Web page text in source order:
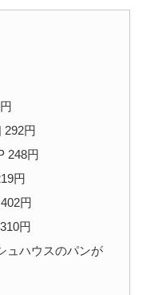
円
248円
円
円
円
ュハウスのパンが